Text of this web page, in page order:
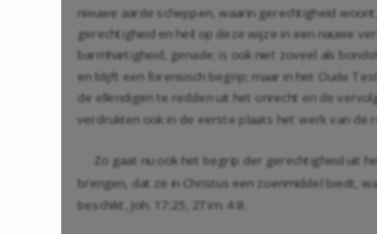
nieuwe aarde scheppen, waarin gerechtigheid woont,
gerechtigheid en heil op deze wijze in een nauwe
barmhartigheid, genade; is ook niet zoveel als
en blijft een forensisch begrip; maar in het Oude
de ellendigen te redden uit het onrecht en de
verdrukten ook in de eerste plaats het werk van de
Zo gaat nu ook het begrip der gerechtigheid uit
brengen, dat ze in Christus een zoenmiddel biedt,
beschikt, Joh. 17:25 2Tim. 4:8